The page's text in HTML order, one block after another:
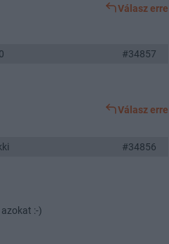
Válasz erre
#34857
Válasz erre
#34856
:-)